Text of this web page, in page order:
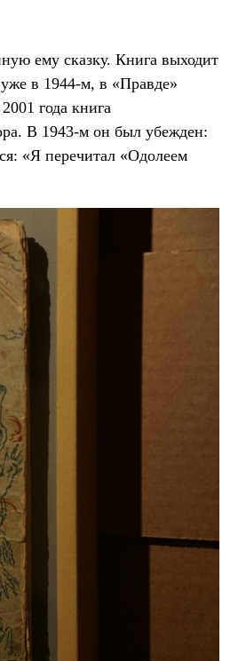
ему сказку. Книга выходит
в 1944-м, в «Правде»
года книга
В 1943-м он был убежден:
«Я перечитал «Одолеем